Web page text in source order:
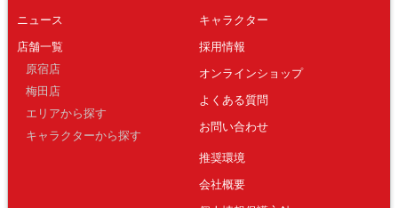
ニュース
店舗一覧
原宿店
梅田店
エリアから探す
キャラクターから探す
キャラクター
採用情報
オンラインショップ
よくある質問
お問い合わせ
推奨環境
会社概要